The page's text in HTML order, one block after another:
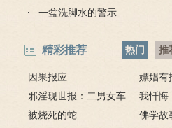
一盆洗脚水的警示
精彩推荐 热门 推
因果报应
嫖娼有
嫖娼报
邪淫现世报：二男女车
上纵欲酿车祸被烧死
我忏悔
－淫人
被烧死的蛇
佛学故